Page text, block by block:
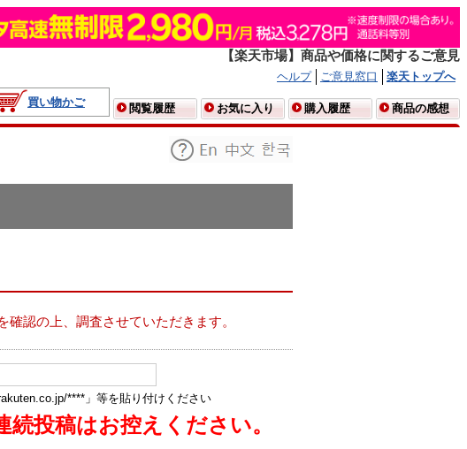
【楽天市場】商品や価格に関するご意見
ヘルプ ご意見窓口
楽天トップへ
買い物かご
閲覧履歴 お気に入り 購入履歴 商品の感想
認の上、調査させていただきます。
****」等を貼り付けください
投稿はお控えください。